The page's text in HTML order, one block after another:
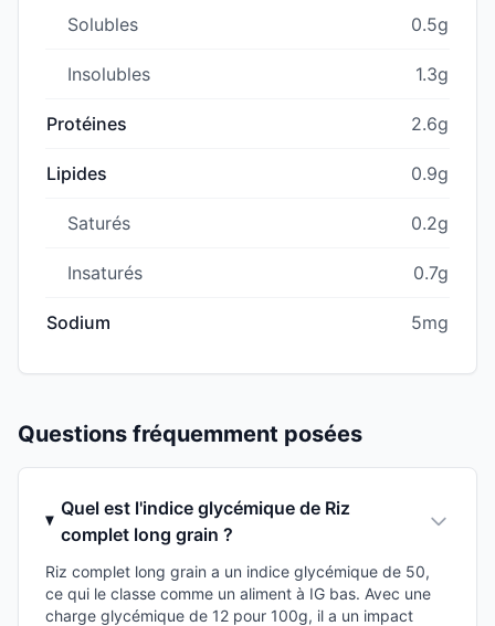
Solubles 0.5g
Insolubles 1.3g
Protéines 2.6g
Lipides 0.9g
Saturés 0.2g
Insaturés 0.7g
Sodium 5mg
Questions fréquemment posées
Quel est l'indice glycémique de Riz
complet long grain ?
Riz complet long grain a un indice glycémique de 50,
ce qui le classe comme un aliment à IG bas. Avec une
charge glycémique de 12 pour 100g, il a un impact